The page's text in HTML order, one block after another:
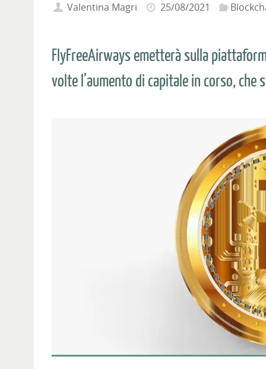
Valentina Magri 25/08/2021
FlyFreeAirways emetterà sulla
volte l’aumento di capitale in corso,